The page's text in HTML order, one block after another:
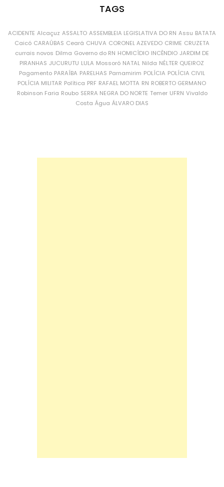
TAGS
ACIDENTE Alcaçuz ASSALTO ASSEMBLEIA LEGISLATIVA DO RN Assu BATATA
Caicó CARAÚBAS Ceará CHUVA CORONEL AZEVEDO CRIME CRUZETA
currais novos Dilma Governo do RN HOMICÍDIO INCÊNDIO JARDIM DE
PIRANHAS JUCURUTU LULA Mossoró NATAL Nilda NÉLTER QUEIROZ
Pagamento PARAÍBA PARELHAS Parnamirim POLÍCIA POLÍCIA CIVIL
POLÍCIA MILITAR Política PRF RAFAEL MOTTA RN ROBERTO GERMANO
Robinson Faria Roubo SERRA NEGRA DO NORTE Temer UFRN Vivaldo
Costa Água ÁLVARO DIAS